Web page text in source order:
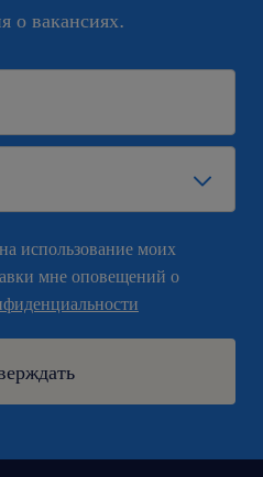
о вакансиях.
использование моих
мне оповещений о